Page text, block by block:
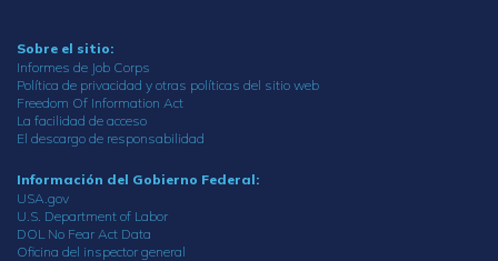
Sobre el sitio:
Informes de Job Corps
Política de privacidad y otras políticas del sitio web
Freedom Of Information Act
La facilidad de acceso
El descargo de responsabilidad
Información del Gobierno Federal:
USA.gov
U.S. Department of Labor
DOL No Fear Act Data
Oficina del inspector general